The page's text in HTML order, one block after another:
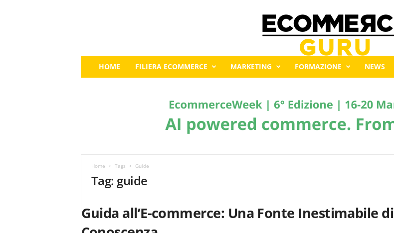
G
m
HOME FILIERA ECOMMERCE MARKETING FORMAZIONE NEWS
Home Tags Guide
Tag: guide
Guida all’E-commerce: Una Fonte Inestimabile di